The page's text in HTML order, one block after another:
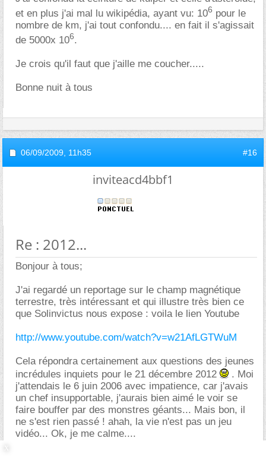
et en plus j'ai mal lu wikipédia, ayant vu: 106 pour le
nombre de km, j'ai tout confondu.... en fait il s'agissait
de 5000x 106.
Je crois qu'il faut que j'aille me coucher.....
Bonne nuit à tous
06/09/2009, 11h35 #16
inviteacd4bbf1
Re : 2012...
Bonjour à tous;
J'ai regardé un reportage sur le champ magnétique
terrestre, très intéressant et qui illustre très bien ce
que Solinvictus nous expose : voila le lien Youtube
http://www.youtube.com/watch?v=w21AfLGTWuM
Cela répondra certainement aux questions des jeunes
incrédules inquiets pour le 21 décembre 2012
. Moi
j'attendais le 6 juin 2006 avec impatience, car j'avais
un chef insupportable, j'aurais bien aimé le voir se
faire bouffer par des monstres géants... Mais bon, il
ne s'est rien passé ! ahah, la vie n'est pas un jeu
vidéo... Ok, je me calme....